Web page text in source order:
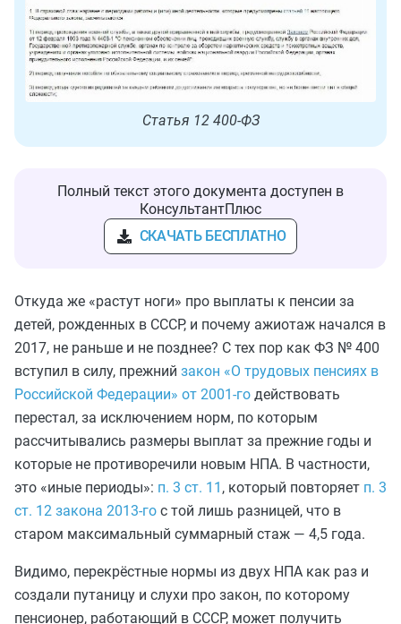
Статья 12 400-ФЗ
Полный текст этого документа доступен в
КонсультантПлюс
СКАЧАТЬ БЕСПЛАТНО
Откуда же «растут ноги» про выплаты к пенсии за
детей, рожденных в СССР, и почему ажиотаж начался в
2017, не раньше и не позднее? С тех пор как ФЗ № 400
вступил в силу, прежний закон «О трудовых пенсиях в
Российской Федерации» от 2001-го действовать
перестал, за исключением норм, по которым
рассчитывались размеры выплат за прежние годы и
которые не противоречили новым НПА. В частности,
это «иные периоды»: п. 3 ст. 11 , который повторяет п. 3
ст. 12 закона 2013-го с той лишь разницей, что в
старом максимальный суммарный стаж — 4,5 года.
Видимо, перекрёстные нормы из двух НПА как раз и
создали путаницу и слухи про закон, по которому
пенсионер, работающий в СССР, может получить